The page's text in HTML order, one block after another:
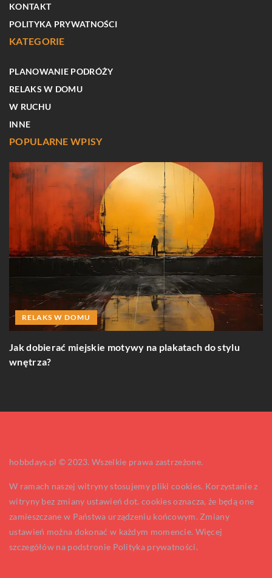
KONTAKT
POLITYKA PRYWATNOŚCI
KATEGORIE
PLANOWANIE PODRÓŻY
RELAKS W DOMU
W RUCHU
INNE
POPULARNE WPISY
RELAKS W DOMU
Jak dobierać miejskie motywy na plakatach do stylu
wnętrza?
hobbdays.pl © 2023. Wszelkie prawa zastrzeżone.
W ramach naszej witryny stosujemy pliki cookies. Korzystanie z
witryny bez zmiany ustawień dot. cookies oznacza, że będą one
zamieszczane w Państwa urządzeniu końcowym. Zmiany
ustawień można dokonać w każdym momencie. Więcej
szczegółów na podstronie Polityka prywatności.